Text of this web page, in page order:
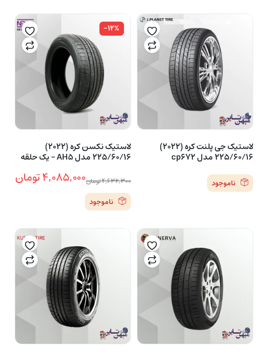
لاستیک جی پلنت کره (2022)
225/60/16 مدل cp672
ناموجود
-۱۲%
لاستیک نکسن کره (2022)
225/60/16 مدل AH5 – یک حلقه
۴,۶۳۲,۳۰۰تومان
قیمت
اصلی
۴,۶۳۲,۳۰۰ تومان
۴,۰۸۵,۰۰۰تومان
قیمت
فعلی
۴,۰۸۵,۰۰۰ تومان
ناموجود